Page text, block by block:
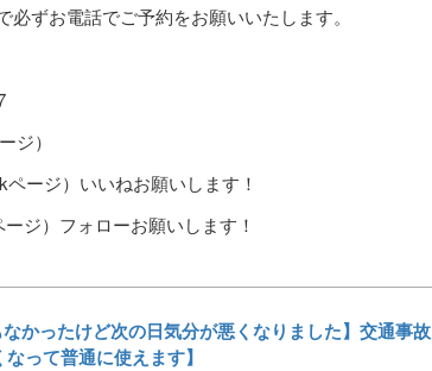
ずお電話でご予約をお願いいたします。
ジ）
ページ）いいねお願いします！
ージ）フォローお願いします！
なかったけど次の日気分が悪くなりました】交通事故
って普通に使えます】